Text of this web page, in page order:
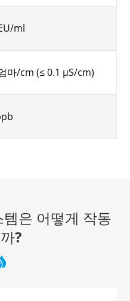
ml
마/cm (≤ 0.1 μS/cm)
은 어떻게 작동
?